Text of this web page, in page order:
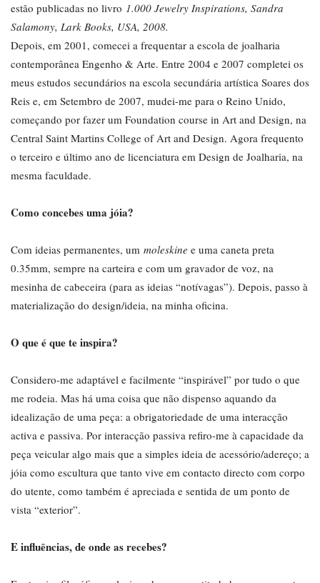
estão publicadas no livro 1.000 Jewelry Inspirations, Sandra
Salamony, Lark Books, USA, 2008.
Depois, em 2001, comecei a frequentar a escola de joalharia
contemporânea Engenho & Arte. Entre 2004 e 2007 completei os
meus estudos secundários na escola secundária artística Soares dos
Reis e, em Setembro de 2007, mudei-me para o Reino Unido,
começando por fazer um Foundation course in Art and Design, na
Central Saint Martins College of Art and Design. Agora frequento
o terceiro e último ano de licenciatura em Design de Joalharia, na
mesma faculdade.
Como concebes uma jóia?
Com ideias permanentes, um moleskine e uma caneta preta
0.35mm, sempre na carteira e com um gravador de voz, na
mesinha de cabeceira (para as ideias “notívagas”). Depois, passo à
materialização do design/ideia, na minha oficina.
O que é que te inspira?
Considero-me adaptável e facilmente “inspirável” por tudo o que
me rodeia. Mas há uma coisa que não dispenso aquando da
idealização de uma peça: a obrigatoriedade de uma interacção
activa e passiva. Por interacção passiva refiro-me à capacidade da
peça veicular algo mais que a simples ideia de acessório/adereço; a
jóia como escultura que tanto vive em contacto directo com corpo
do utente, como também é apreciada e sentida de um ponto de
vista “exterior”.
E influências, de onde as recebes?